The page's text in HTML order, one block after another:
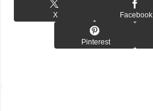
X Facebook
Pinterest